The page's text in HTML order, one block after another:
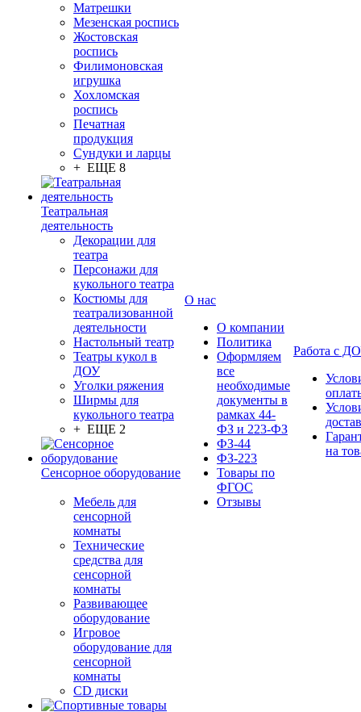
Матрешки
Мезенская роспись
Жостовская
роспись
Филимоновская
игрушка
Хохломская
роспись
Печатная
продукция
Сундуки и ларцы
+ ЕЩЕ 8
Театральная
деятельность
Декорации для
театра
Персонажи для
кукольного театра
Костюмы для
театрализованной
деятельности
Настольный театр
Театры кукол в
ДОУ
Уголки ряжения
Ширмы для
кукольного театра
+ ЕЩЕ 2
Сенсорное оборудование
Мебель для
сенсорной
комнаты
Технические
средства для
сенсорной
комнаты
Развивающее
оборудование
Игровое
оборудование для
сенсорной
комнаты
CD диски
О нас
О компании
Политика
Оформляем
все
необходимые
документы в
рамках 44-
ФЗ и 223-ФЗ
ФЗ-44
ФЗ-223
Товары по
ФГОС
Отзывы
Работа с
на